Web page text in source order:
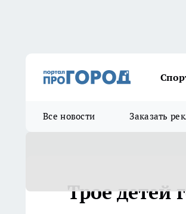
Все новости Заказать
Трое детей